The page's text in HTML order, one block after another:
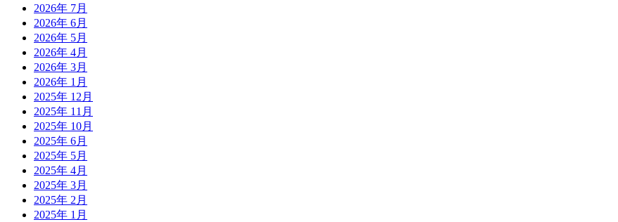
2026年 7月
2026年 6月
2026年 5月
2026年 4月
2026年 3月
2026年 1月
2025年 12月
2025年 11月
2025年 10月
2025年 6月
2025年 5月
2025年 4月
2025年 3月
2025年 2月
2025年 1月